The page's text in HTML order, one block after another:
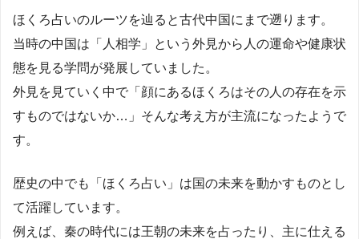
ほくろ占いのルーツを辿ると古代中国にまで遡ります。
当時の中国は「人相学」という外見から人の運命や健康状
態を見る学問が発展していました。
外見を見ていく中で「顔にあるほくろはその人の存在を示
すものではないか…」そんな考え方が主流になったようで
す。
歴史の中でも「ほくろ占い」は国の未来を動かすものとし
て活躍しています。
例えば、秦の時代には王朝の未来を占ったり、主に仕える